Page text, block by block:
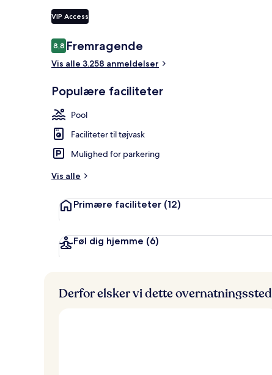
VIP Access
Anmeldelser
8,88,8 ud af 10.
Fremragende
Vis alle 3.258 anmeldelser
Populære faciliteter
Pool
Faciliteter til tøjvask
Mulighed for parkering
Vis alle
Primære faciliteter (12)
Føl dig hjemme (6)
Derfor elsker vi dette overnatningssted